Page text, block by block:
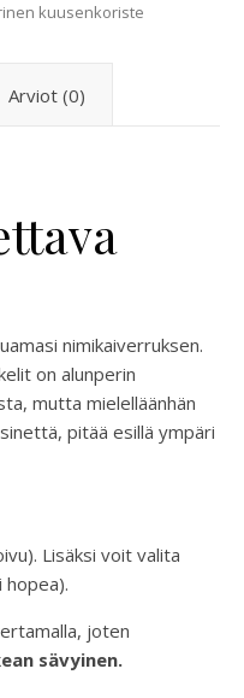
kuusenkoriste
Arviot (0)
nimikaiverruksen.
on alunperin
mutta mielelläänhän
pitää esillä ympäri
Lisäksi voit valita
hopea).
joten
sävyinen.